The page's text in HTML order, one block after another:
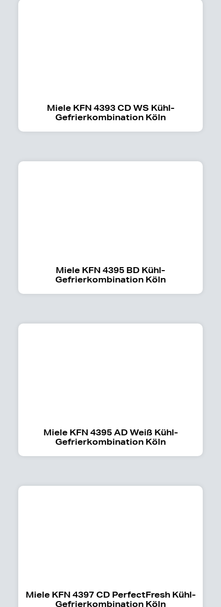
Miele KFN 4393 CD WS Kühl-
Gefrierkombination Köln
Miele KFN 4395 BD Kühl-
Gefrierkombination Köln
Miele KFN 4395 AD Weiß Kühl-
Gefrierkombination Köln
Miele KFN 4397 CD PerfectFresh Kühl-
Gefrierkombination Köln